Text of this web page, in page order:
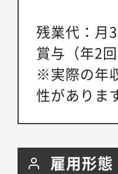
残業代：月
賞与（年2
※実際の年
性がありま
雇用形態